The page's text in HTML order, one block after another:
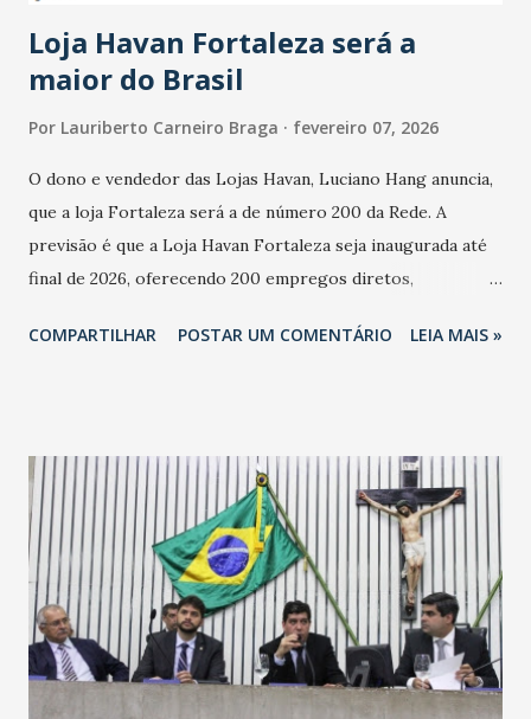
Loja Havan Fortaleza será a
maior do Brasil
Por Lauriberto Carneiro Braga fevereiro 07, 2026
O dono e vendedor das Lojas Havan, Luciano Hang anuncia,
que a loja Fortaleza será a de número 200 da Rede. A
previsão é que a Loja Havan Fortaleza seja inaugurada até
final de 2026, oferecendo 200 empregos diretos,
Havan Fortaleza ainda não foi anunciada oficialmente, mas
COMPARTILHAR POSTAR UM COMENTÁRIO LEIA MAIS »